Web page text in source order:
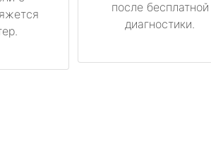
после бесплатной
диагностики.